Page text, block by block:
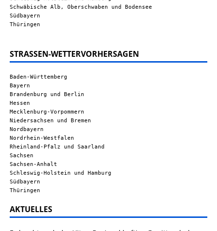
Schwäbische Alb, Oberschwaben und Bodensee
Südbayern
Thüringen
STRASSEN-WETTERVORHERSAGEN
Baden-Württemberg
Bayern
Brandenburg und Berlin
Hessen
Mecklenburg-Vorpommern
Niedersachsen und Bremen
Nordbayern
Nordrhein-Westfalen
Rheinland-Pfalz und Saarland
Sachsen
Sachsen-Anhalt
Schleswig-Holstein und Hamburg
Südbayern
Thüringen
AKTUELLES